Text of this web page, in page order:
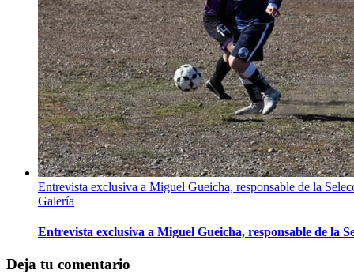
Entrevista exclusiva a Miguel Gueicha, responsable de la
Galería
Entrevista exclusiva a Miguel Gueicha, responsable de la
Deja tu comentario